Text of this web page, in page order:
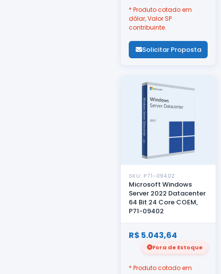
* Produto cotado em
dólar, Valor SP
contribuinte.
Solicitar Proposta
SKU: P71-09402
Microsoft Windows
Server 2022 Datacenter
64 Bit 24 Core COEM,
P71-09402
R$ 5.043,64
Fora de Estoque
* Produto cotado em